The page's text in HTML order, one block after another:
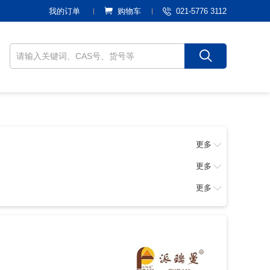
我的订单 购物车 021-5776 3112
更多
更多
更多